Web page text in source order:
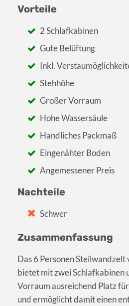
Vorteile
2 Schlafkabinen
Gute Belüftung
Inkl.
Stehhöhe
Großer Vorraum
Hohe Wassersäule
Handliches Packmaß
Eingenähter Boden
Angemessener Preis
Nachteile
Schwer
Zusammenfassung
Das 6 Personen Steilwandzelt
bietet mit zwei Schlafkabinen
Vorraum ausreichend Platz
und ermöglicht damit einen